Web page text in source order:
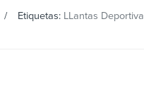
Etiquetas: LLantas Deportiva